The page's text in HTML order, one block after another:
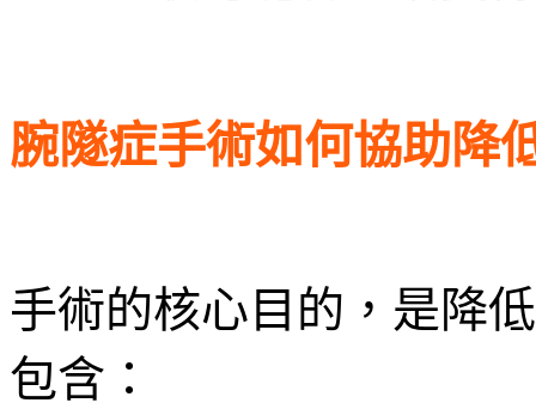
腕隧症手術如何協助降
手術的核心目的，是降
包含：